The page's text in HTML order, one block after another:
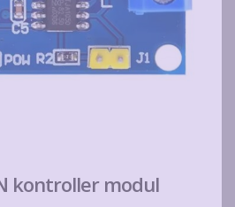
kontroller modul